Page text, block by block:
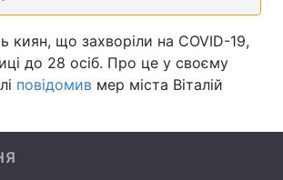
Інциденти
Туризм
Погода
киян, що захворіли на COVID-19,
до 28 осіб. Про це у своєму
повідомив мер міста Віталій